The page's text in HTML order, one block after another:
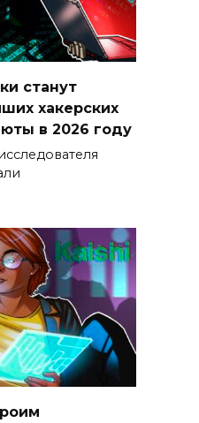
станут
хакерских
в 2026 году